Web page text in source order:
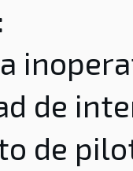
de
de